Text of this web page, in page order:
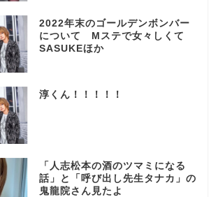
2022年末のゴールデンボンバー
について Mステで女々しくて
SASUKEほか
淳くん！！！！！
「人志松本の酒のツマミになる
話」と「呼び出し先生タナカ」の
鬼龍院さん見たよ